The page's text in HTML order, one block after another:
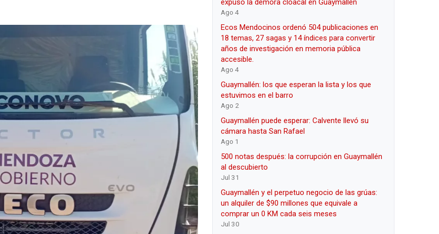
expuso la demora cloacal en Guaymallén
Ago 4
Ecos Mendocinos ordenó 504 publicaciones en
18 temas, 27 sagas y 14 índices para convertir
años de investigación en memoria pública
accesible.
Ago 4
Guaymallén: los que esperan la lista y los que
estuvimos en el barro
Ago 2
Guaymallén puede esperar: Calvente llevó su
cámara hasta San Rafael
Ago 1
500 notas después: la corrupción en Guaymallén
al descubierto
Jul 31
Guaymallén y el perpetuo negocio de las grúas:
un alquiler de $90 millones que equivale a
comprar un 0 KM cada seis meses
Jul 30